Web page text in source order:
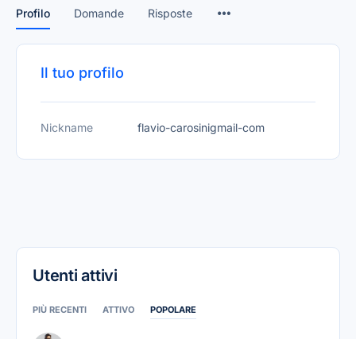
Profilo Domande Risposte
Il tuo profilo
Nickname flavio-carosinigmail-com
Utenti attivi
PIÙ RECENTI ATTIVO POPOLARE